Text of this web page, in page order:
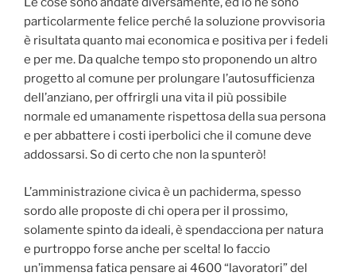
particolarmente felice perché la soluzione provvisoria
è risultata quanto mai economica e positiva per i fedeli
e per me. Da qualche tempo sto proponendo un altro
progetto al comune per prolungare l’autosufficienza
dell’anziano, per offrirgli una vita il più possibile
normale ed umanamente rispettosa della sua persona
e per abbattere i costi iperbolici che il comune deve
addossarsi. So di certo che non la spunterò!
L’amministrazione civica è un pachiderma, spesso
sordo alle proposte di chi opera per il prossimo,
solamente spinto da ideali, è spendacciona per natura
e purtroppo forse anche per scelta! Io faccio
un’immensa fatica pensare ai 4600 “lavoratori” del